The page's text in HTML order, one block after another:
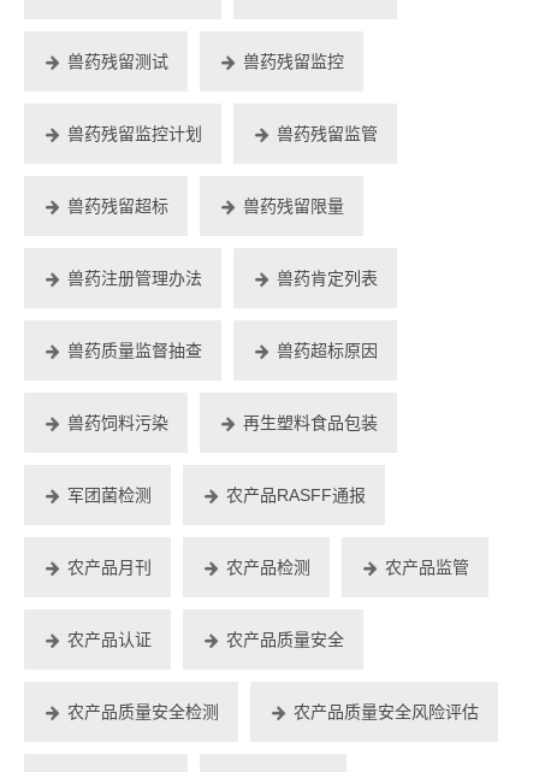
兽药残留测试 兽药残留监控
兽药残留监控计划 兽药残留监管
兽药残留超标 兽药残留限量
兽药注册管理办法 兽药肯定列表
兽药质量监督抽查 兽药超标原因
兽药饲料污染 再生塑料食品包装
军团菌检测 农产品RASFF通报
农产品月刊 农产品检测 农产品监管
农产品认证 农产品质量安全
农产品质量安全检测 农产品质量安全风险评估